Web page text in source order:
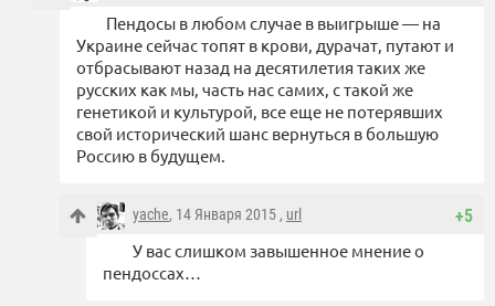
Пендосы в любом случае в выигрыше — на
Украине сейчас топят в крови, дурачат, путают и
отбрасывают назад на десятилетия таких же
русских как мы, часть нас самих, с такой же
генетикой и культурой, все еще не потерявших
свой исторический шанс вернуться в большую
Россию в будущем.
+5
yache, 14 Января 2015 , url
У вас слишком завышенное мнение о
пендоссах…